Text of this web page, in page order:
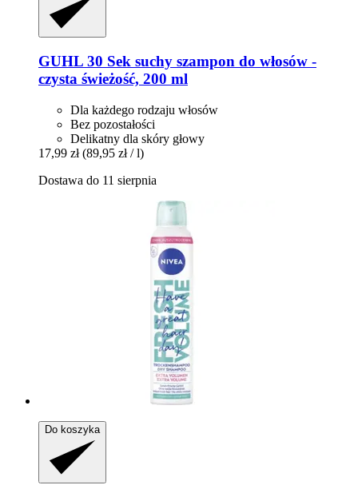
GUHL 30 Sek suchy szampon do włosów -​
czysta świeżość, 200 ml
Dla każdego rodzaju włosów
Bez pozostałości
Delikatny dla skóry głowy
17,99 zł (89,95 zł / l)
Dostawa do 11 sierpnia
Do koszyka